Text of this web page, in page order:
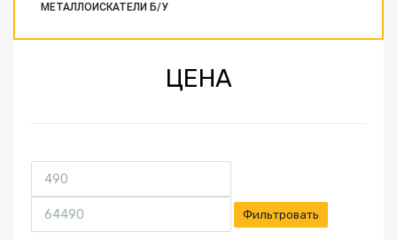
МЕТАЛЛОИСКАТЕЛИ Б/У
ЦЕНА
Фильтровать